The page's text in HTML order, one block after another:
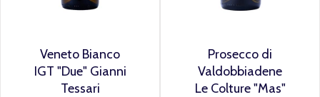
Veneto Bianco
IGT "Due" Gianni
Tessari
Prosecco di
Valdobbiadene
Le Colture "Mas"